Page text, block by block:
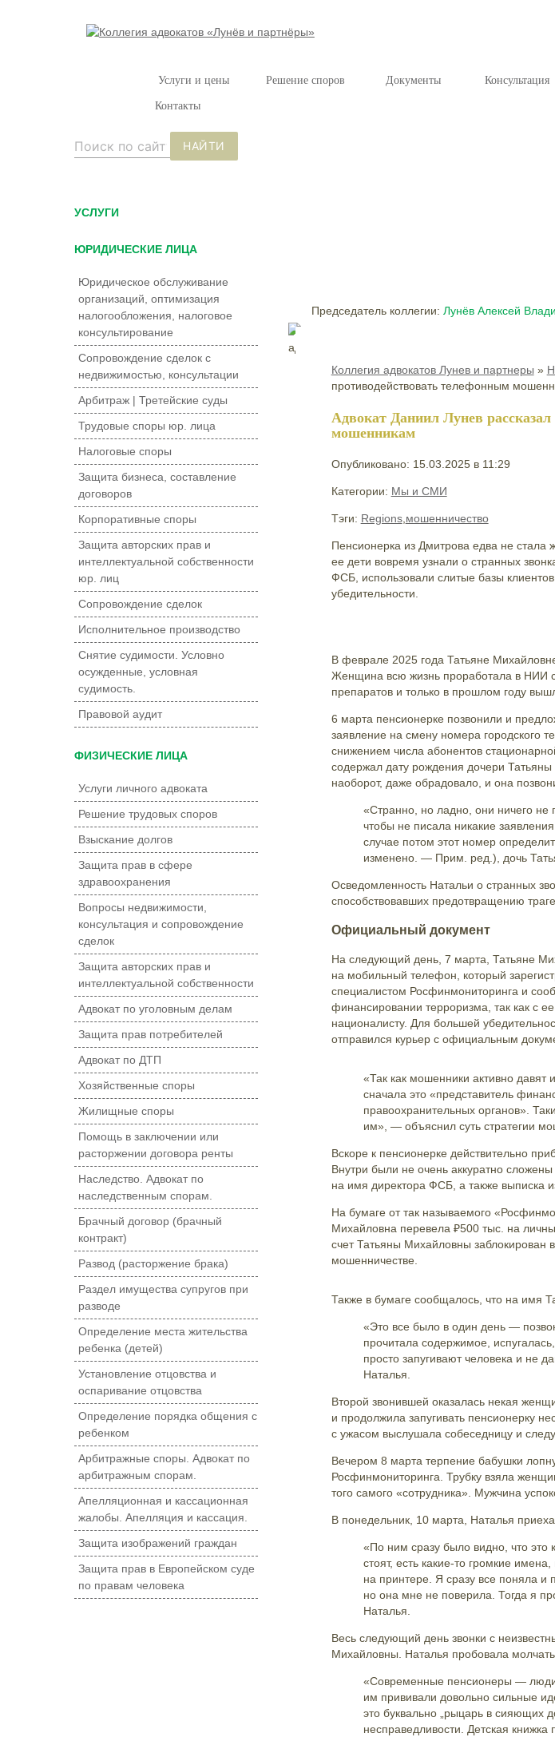
Услуги и цены Решение споров Документы Консультация
Контакты
НАЙТИ
УCЛУГИ
ЮРИДИЧЕСКИЕ ЛИЦА
Юридическое обслуживание
организаций, оптимизация
налогообложения, налоговое
консультирование
Сопровождение сделок с
недвижимостью, консультации
Арбитраж | Третейские суды
Трудовые споры юр. лица
Налоговые споры
Защита бизнеса, составление
договоров
Корпоративные споры
Защита авторских прав и
интеллектуальной собственности
юр. лиц
Сопровождение сделок
Исполнительное производство
Снятие судимости. Условно
осужденные, условная
судимость.
Правовой аудит
ФИЗИЧЕСКИЕ ЛИЦА
Услуги личного адвоката
Решение трудовых споров
Взыскание долгов
Защита прав в сфере
здравоохранения
Вопросы недвижимости,
консультация и сопровождение
сделок
Защита авторских прав и
интеллектуальной собственности
Адвокат по уголовным делам
Защита прав потребителей
Адвокат по ДТП
Хозяйственные споры
Жилищные споры
Помощь в заключении или
расторжении договора ренты
Наследство. Адвокат по
наследственным спорам.
Брачный договор (брачный
контракт)
Развод (расторжение брака)
Раздел имущества супругов при
разводе
Определение места жительства
ребенка (детей)
Установление отцовства и
оспаривание отцовства
Определение порядка общения с
ребенком
Арбитражные споры. Адвокат по
арбитражным спорам.
Апелляционная и кассационная
жалобы. Апелляция и кассация.
Защита изображений граждан
Защита прав в Европейском суде
по правам человека
Председатель коллегии: Лунёв Алексей
Коллегия адвокатов Лунев и партнеры »
противодействовать телефонным
Адвокат Даниил Лунев
мошенникам
Опубликовано: 15.03.2025 в 11:29
Категории: Мы и СМИ
Тэги: Regions, мошенничество
Пенсионерка из Дмитрова едва не
ее дети вовремя узнали о странных
ФСБ, использовали слитые базы
убедительности.
В феврале 2025 года Татьяне
Женщина всю жизнь проработала в НИИ
препаратов и только в прошлом году
6 марта пенсионерке позвонили и
заявление на смену номера городского
снижением числа абонентов
содержал дату рождения дочери
наоборот, даже обрадовало, и она
«Странно, но ладно, они ничего не
чтобы не писала никакие
случае потом этот номер
изменено. — Прим. ред.), дочь
Осведомленность Натальи о странных
способствовавших предотвращению
Официальный документ
На следующий день, 7 марта, Татьяне
на мобильный телефон, который
специалистом Росфинмониторинга и
финансировании терроризма, так как с
националисту. Для большей
отправился курьер с официальным
«Так как мошенники активно давят
сначала это «представитель
правоохранительных органов».
им», — объяснил суть стратегии
Вскоре к пенсионерке действительно
Внутри были не очень аккуратно
на имя директора ФСБ, а также выписка
На бумаге от так называемого
Михайловна перевела ₽500 тыс. на
счет Татьяны Михайловны заблокирован
мошенничестве.
Также в бумаге сообщалось, что на имя
«Это все было в один день —
прочитала содержимое,
просто запугивают человека и не
Наталья.
Второй звонившей оказалась некая
и продолжила запугивать пенсионерку
с ужасом выслушала собеседницу и
Вечером 8 марта терпение бабушки
Росфинмониторинга. Трубку взяла
того самого «сотрудника». Мужчина
В понедельник, 10 марта, Наталья
«По ним сразу было видно, что это
стоят, есть какие-то громкие
на принтере. Я сразу все поняла и
но она мне не поверила. Тогда я
Наталья.
Весь следующий день звонки с
Михайловны. Наталья пробовала молчать
«Современные пенсионеры —
им прививали довольно сильные
это буквально „рыцарь в сияющих
несправедливости. Детская